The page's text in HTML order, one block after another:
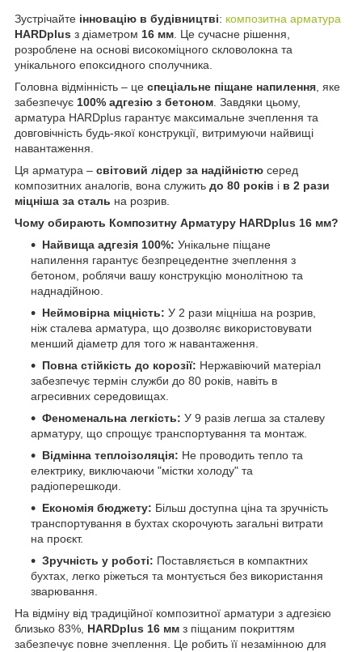
Зустрічайте інновацію в будівництві: композитна арматура
HARDplus з діаметром 16 мм. Це сучасне рішення,
розроблене на основі високоміцного скловолокна та
унікального епоксидного сполучника.
Головна відмінність – це спеціальне піщане напилення, яке
забезпечує 100% адгезію з бетоном. Завдяки цьому,
арматура HARDplus гарантує максимальне зчеплення та
довговічність будь-якої конструкції, витримуючи найвищі
навантаження.
Ця арматура – світовий лідер за надійністю серед
композитних аналогів, вона служить до 80 років і в 2 рази
міцніша за сталь на розрив.
Чому обирають Композитну Арматуру HARDplus 16 мм?
Найвища адгезія 100%: Унікальне піщане
напилення гарантує безпрецедентне зчеплення з
бетоном, роблячи вашу конструкцію монолітною та
наднадійною.
Неймовірна міцність: У 2 рази міцніша на розрив,
ніж сталева арматура, що дозволяє використовувати
менший діаметр для того ж навантаження.
Повна стійкість до корозії: Нержавіючий матеріал
забезпечує термін служби до 80 років, навіть в
агресивних середовищах.
Феноменальна легкість: У 9 разів легша за сталеву
арматуру, що спрощує транспортування та монтаж.
Відмінна теплоізоляція: Не проводить тепло та
електрику, виключаючи "містки холоду" та
радіоперешкоди.
Економія бюджету: Більш доступна ціна та зручність
транспортування в бухтах скорочують загальні витрати
на проєкт.
Зручність у роботі: Поставляється в компактних
бухтах, легко ріжеться та монтується без використання
зварювання.
На відміну від традиційної композитної арматури з адгезією
близько 83%, HARDplus 16 мм з піщаним покриттям
забезпечує повне зчеплення. Це робить її незамінною для